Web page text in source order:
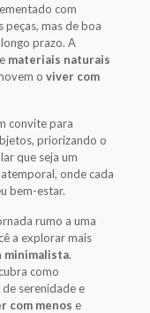
com
mas de boa
prazo. A
materiais naturais
o viver com
convite para
priorizando o
que seja um
onde cada
bem-estar.
rumo a uma
a explorar mais
minimalista.
como
serenidade e
com menos e